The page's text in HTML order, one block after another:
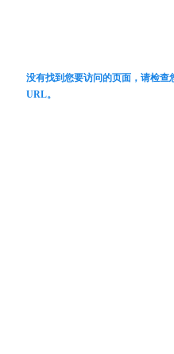
没有找到您要访问的页面，请检查
URL。